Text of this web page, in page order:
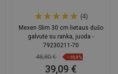
(4)
Mexen Slim 30 cm lietaus dušo
galvutė su ranka, juoda -
79230211-70
48,80 € −19,9%
39,09 €